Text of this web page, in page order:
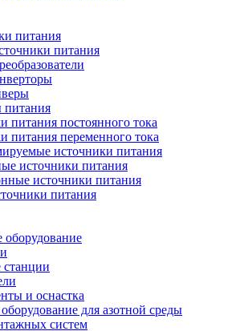
питания
питания
питания
питания постоянного тока
питания переменного тока
источники питания
источники питания
источники питания
питания
оборудование
и оснастка
для азотной среды
систем